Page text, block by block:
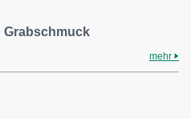
Grabschmuck
mehr